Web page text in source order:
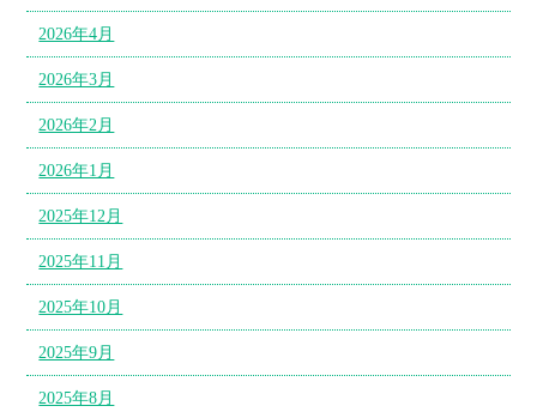
2026年4月
2026年3月
2026年2月
2026年1月
2025年12月
2025年11月
2025年10月
2025年9月
2025年8月